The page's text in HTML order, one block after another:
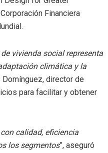
Financiera
vivienda social representa
climática y la
Domínguez, director de
para facilitar y obtener
calidad, eficiencia
los segmentos”, aseguró